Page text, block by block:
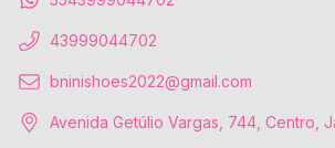
43999044702
bninishoes2022@gmail.com
Avenida Getúlio Vargas, 744, Centro,